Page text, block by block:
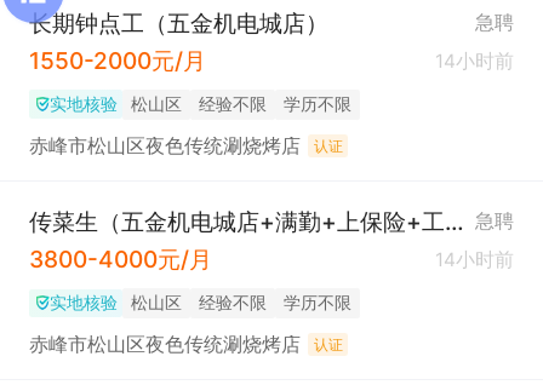
长期钟点工（五金机电城店） 急聘
1550-2000元/月 14小时前
实地核验 松山区 经验不限 学历不限
赤峰市松山区夜色传统涮烧烤店 认证
传菜生（五金机电城店+满勤+上保险+工龄奖） 急聘
3800-4000元/月 14小时前
实地核验 松山区 经验不限 学历不限
赤峰市松山区夜色传统涮烧烤店 认证